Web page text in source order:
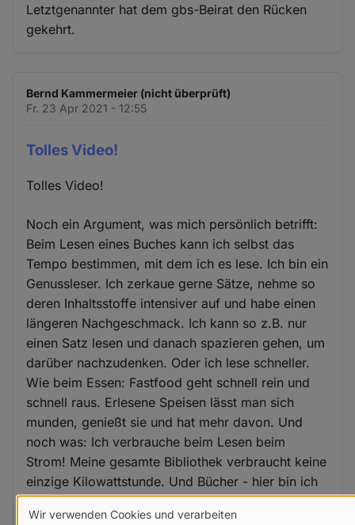
Letztgenannter hat dem gbs-Beirat den Rücken
gekehrt.
Bernd Kammermeier (nicht überprüft)
Fr. 23 Apr 2021 - 12:55
Tolles Video!
Tolles Video!
Noch ein Argument, was mich persönlich betrifft:
Beim Lesen eines Buches kann ich selbst das
Tempo bestimmen, mit dem ich es lese. Ich bin ein
Genussleser. Ich zerkaue gerne Sätze, nehme so
deren Inhaltsstoffe intensiver auf und habe einen
längeren Nachgeschmack. Ich kann so z.B. nur
einen Satz lesen und danach spazieren gehen, um
darüber nachzudenken. Oder ich lese schneller.
Wie beim Essen: Fastfood geht schnell rein und
schnell raus. Erlesene Speisen lässt man sich
munden, genießt sie und hat mehr davon. Und
noch was: Ich verbrauche beim Lesen beim
Strom! Meine gesamte Bibliothek verbraucht keine
einzige Kilowattstunde. Und Bücher - hier bin ich
wieder beim Essen - duften so herrlich nach...
Buch! Meine ältesten Bücher stammen aus dem 17.
Wir verwenden Cookies und verarbeiten